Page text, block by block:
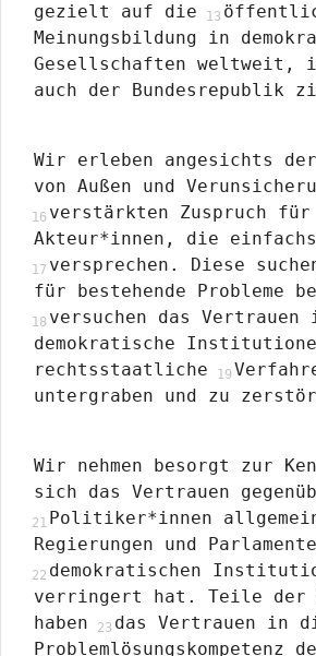
gezielt auf die
Meinungsbildung in
Gesellschaften weltweit,
auch der Bundesrepublik
Wir erleben angesichts
von Außen und
verstärkten Zuspruch
Akteur*innen, die
versprechen. Diese
für bestehende Probleme
versuchen das Vertrauen
demokratische
rechtsstaatliche
untergraben und zu
Wir nehmen besorgt zur
sich das Vertrauen
Politiker*innen
Regierungen und
demokratischen
verringert hat. Teile der
haben
das Vertrauen in
Problemlösungskompetenz